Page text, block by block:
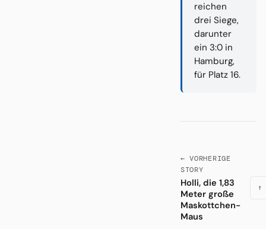
reichen
drei Siege,
darunter
ein 3:0 in
Hamburg,
für Platz 16.
← VORHERIGE
STORY
Holli, die 1,83
Meter große
Maskottchen-
Maus
↑